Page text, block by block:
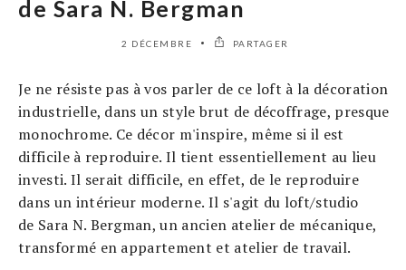
de Sara N. Bergman
2 DÉCEMBRE PARTAGER
Je ne résiste pas à vos parler de ce loft à la décoration
industrielle, dans un style brut de décoffrage, presque
monochrome. Ce décor m'inspire, même si il est
difficile à reproduire. Il tient essentiellement au lieu
investi. Il serait difficile, en effet, de le reproduire
dans un intérieur moderne. Il s'agit du loft/studio
de Sara N. Bergman, un ancien atelier de mécanique,
transformé en appartement et atelier de travail.